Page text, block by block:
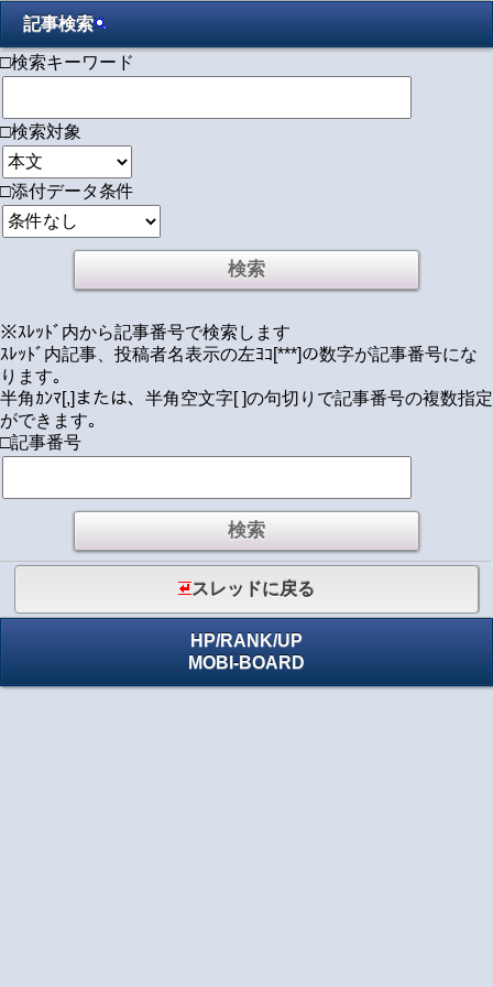
記事検索
□検索キーワード
□検索対象
□添付データ条件
※ｽﾚｯﾄﾞ内から記事番号で検索します
ｽﾚｯﾄﾞ内記事、投稿者名表示の左ﾖｺ[***]の数字が記事番号にな
ります｡
半角ｶﾝﾏ[,]または、半角空文字[ ]の句切りで記事番号の複数指定
ができます｡
□記事番号
スレッドに戻る
HP/RANK/UP
MOBI-BOARD